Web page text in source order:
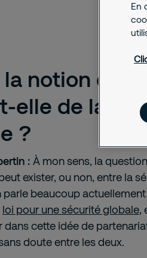
notion de
elle de la
?
: À mon sens, la
exister, ou non, entre la
parle beaucoup
loi pour une sécurité globale,
dans cette idée de
doute entre les deux.
En